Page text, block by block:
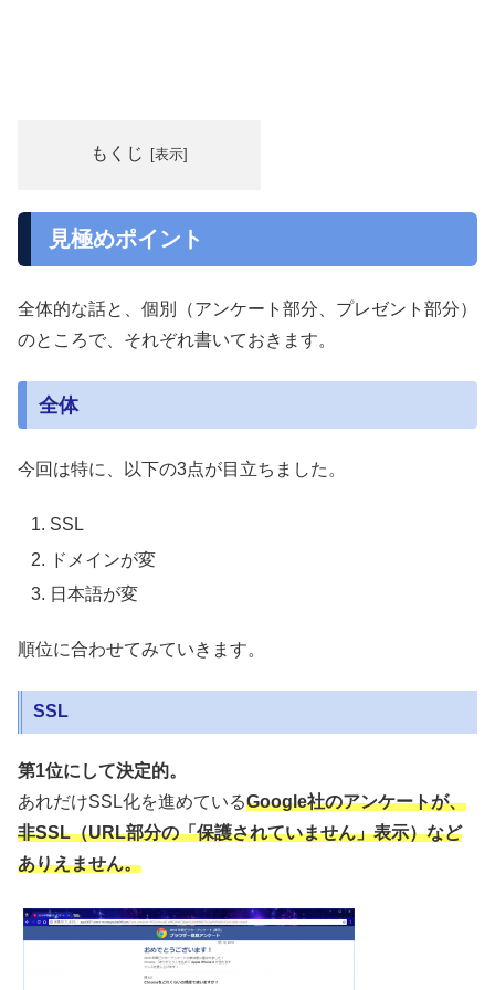
もくじ
見極めポイント
全体的な話と、個別（アンケート部分、プレゼント部分）
のところで、それぞれ書いておきます。
全体
今回は特に、以下の3点が目立ちました。
SSL
ドメインが変
日本語が変
順位に合わせてみていきます。
SSL
第1位にして決定的。
あれだけSSL化を進めているGoogle社のアンケートが、
非SSL（URL部分の「保護されていません」表示）など
ありえません。